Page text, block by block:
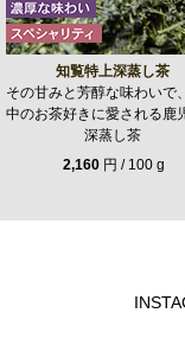
知覧特上深蒸し茶
その甘みと芳醇な味わいで
中のお茶好きに愛される鹿
深蒸し茶
2,160 円 / 100 g